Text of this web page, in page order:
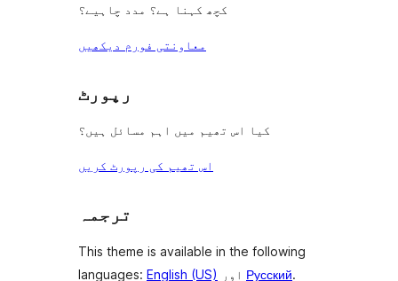
کچھ کہنا ہے؟ مدد چاہیے؟
معاونتی فورم دیکھیں
رپورٹ
کیا اس تھیم میں اہم مسائل ہیں؟
اس تھیم کی رپورٹ کریں
ترجمہ
This theme is available in the following
languages: English (US) Русский.